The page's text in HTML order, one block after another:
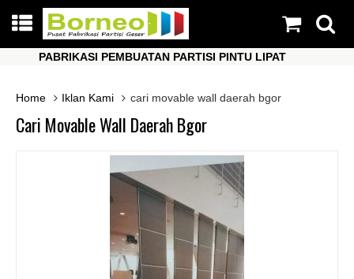
PABRIKASI PEMBUATAN PARTISI PINTU LIPAT
Home
Iklan Kami cari movable wall daerah bgor
Cari Movable Wall Daerah Bgor